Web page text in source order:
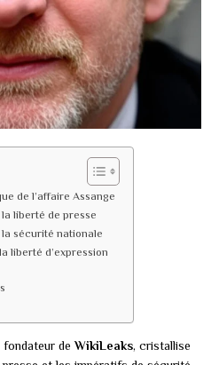
de l’affaire Assange
liberté de presse
sécurité nationale
liberté d’expression
fondateur deWikiLeaks, cristallise